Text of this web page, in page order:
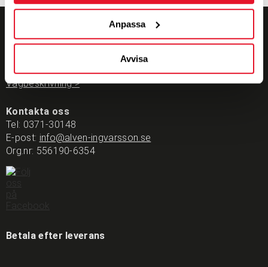
Anpassa
Avvisa
V. Industriområdet
333 30 Smålandsstenar
Vägbeskrivning >
Kontakta oss
Tel: 0371-30148
E-post: info@alven-ingvarsson.se
Org.nr: 556190-6354
Betala efter leverans